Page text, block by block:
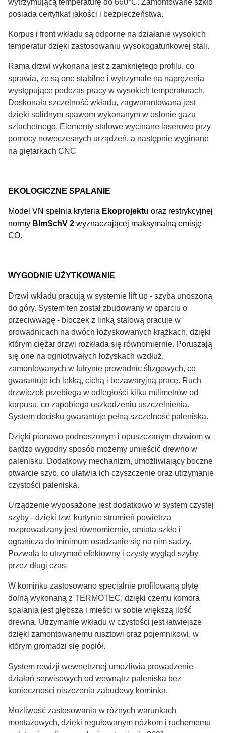
wytrzymującą temperaturę do 660°C. Zamontowane szkło
posiada certyfikat jakości i bezpieczeństwa.
Korpus i front wkładu są odporne na działanie wysokich
temperatur dzięki zastosowaniu wysokogatunkowej stali.
Rama drzwi wykonana jest z zamkniętego profilu, co
sprawia, że są one stabilne i wytrzymałe na naprężenia
występujące podczas pracy w wysokich temperaturach.
Doskonała szczelność wkładu, zagwarantowana jest
dzięki solidnym spawom wykonanym w osłonie gazu
szlachetnego. Elementy stalowe wycinane laserowo przy
pomocy nowoczesnych urządzeń, a następnie wyginane
na giętarkach CNC
EKOLOGICZNE SPALANIE
Model VN spełnia kryteria Ekoprojektu oraz restrykcyjnej
normy BImSchV 2 wyznaczającej maksymalną emisję
CO.
WYGODNIE UŻYTKOWANIE
Drzwi wkładu pracują w systemie lift up - szyba unoszona
do góry. System ten został zbudowany w oparciu o
przeciwwagę - bloczek z linką stalową pracuje w
prowadnicach na dwóch łożyskowanych krążkach, dzięki
którym ciężar drzwi rozkłada się równomiernie. Poruszają
się one na ogniotrwałych łożyskach wzdłuż,
zamontowanych w futrynie prowadnic ślizgowych, co
gwarantuje ich lekką, cichą i bezawaryjną pracę. Ruch
drzwiczek przebiega w odległości kilku milimetrów od
korpusu, co zapobiega uszkodzeniu uszczelnienia.
System docisku gwarantuje pełną szczelność paleniska.
Dzięki pionowo podnoszonym i opuszczanym drzwiom w
bardzo wygodny sposób możemy umieścić drewno w
palenisku. Dodatkowy mechanizm, umożliwiający boczne
otwarcie szyb, co ułatwia ich czyszczenie oraz utrzymanie
czystości paleniska.
Urządzenie wyposażone jest dodatkowo w system czystej
szyby - dzięki tzw. kurtynie strumień powietrza
rozprowadzany jest równomiernie, omiata szkło i
ogranicza do minimum osadzanie się na nim sadzy.
Pozwala to utrzymać efektowny i czysty wygląd szyby
przez długi czas.
W kominku zastosowano specjalnie profilowaną płytę
dolną wykonaną z TERMOTEC, dzięki czemu komora
spalania jest głębsza i mieści w sobie większą ilość
drewna. Utrzymanie wkładu w czystości jest łatwiejsze
dzięki zamontowanemu rusztowi oraz pojemnikowi, w
którym gromadzi się popiół.
System rewizji wewnętrznej umożliwia prowadzenie
działań serwisowych od wewnątrz paleniska bez
konieczności niszczenia zabudowy kominka.
Możliwość zastosowania w różnych warunkach
montażowych, dzięki regulowanym nóżkom i ruchomemu